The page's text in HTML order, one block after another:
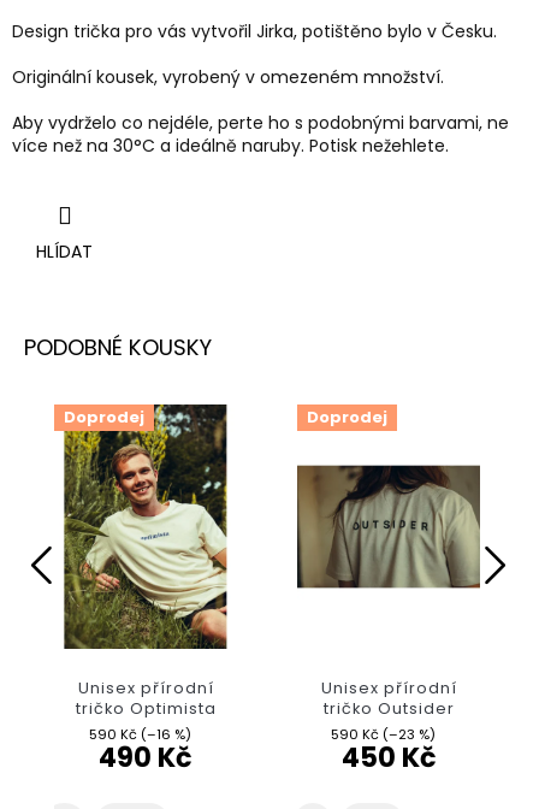
Design trička pro vás vytvořil Jirka, potištěno bylo v Česku.
Originální kousek, vyrobený v omezeném množství.
Aby vydrželo co nejdéle, perte ho s podobnými barvami, ne
více než na 30°C a ideálně naruby. Potisk nežehlete.
HLÍDAT
Doprodej
Unisex přírodní
tričko Optimista
590 Kč (–16 %)
490 Kč
Doprodej
Unisex přírodní
tričko Outsider
590 Kč (–23 %)
450 Kč